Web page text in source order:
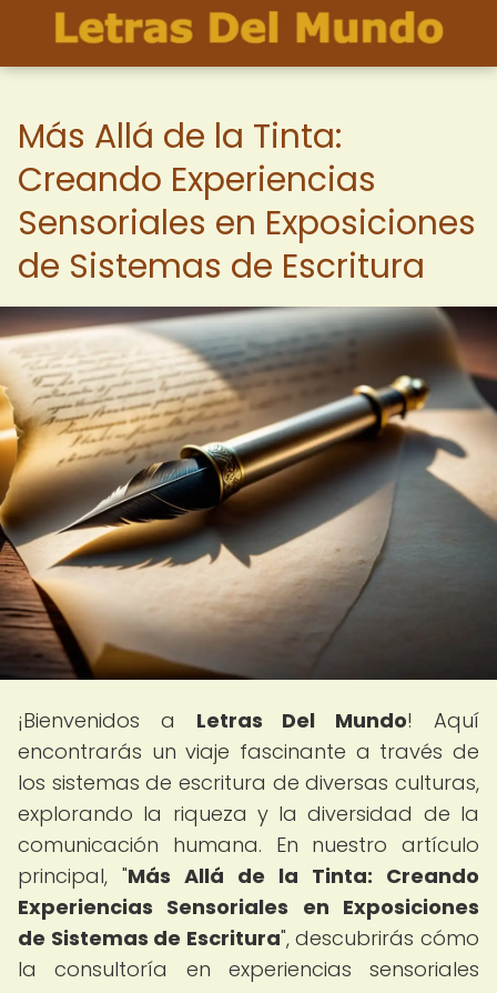
Más Allá de la Tinta:
Creando Experiencias
Sensoriales en Exposiciones
de Sistemas de Escritura
¡Bienvenidos a Letras Del Mundo! Aquí
encontrarás un viaje fascinante a través de
los sistemas de escritura de diversas culturas,
explorando la riqueza y la diversidad de la
comunicación humana. En nuestro artículo
principal, "Más Allá de la Tinta: Creando
Experiencias Sensoriales en Exposiciones
de Sistemas de Escritura", descubrirás cómo
la consultoría en experiencias sensoriales